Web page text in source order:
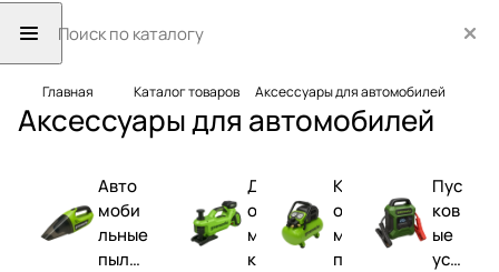
Главная Каталог товаров Аксессуары для автомобилей
Аксессуары для автомобилей
Авто
моби
льные
пылес
Д
о
м
к
К
о
м
п
Пус
ков
ые
уст